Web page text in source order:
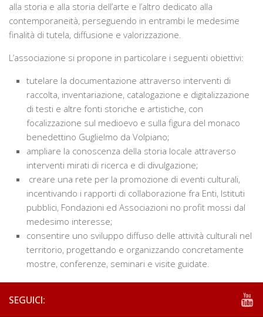
Tesi
Pubblicazioni
Video
Rassegna stampa
Adesioni
Contatti
alla storia e alla storia dell’arte e l’altro dedicato alla
contemporaneità, perseguendo in entrambi le medesime
finalità di tutela, diffusione e valorizzazione.
L’associazione si propone in particolare i seguenti obiettivi:
tutelare la documentazione attraverso interventi di
raccolta, inventariazione, catalogazione e digitalizzazione
di testi e altre fonti storiche e artistiche, con
focalizzazione sul medioevo e sulla figura del monaco
benedettino Guglielmo da Volpiano;
ampliare la conoscenza della storia locale attraverso
interventi mirati di ricerca e di divulgazione;
creare una rete per la promozione di eventi culturali,
incentivando i rapporti di collaborazione fra Enti, Istituti
pubblici, Fondazioni ed Associazioni no profit mossi dal
medesimo interesse;
consentire uno sviluppo diffuso delle attività culturali nel
territorio, progettando e organizzando concretamente
mostre, conferenze, seminari e visite guidate.
SEGUICI: